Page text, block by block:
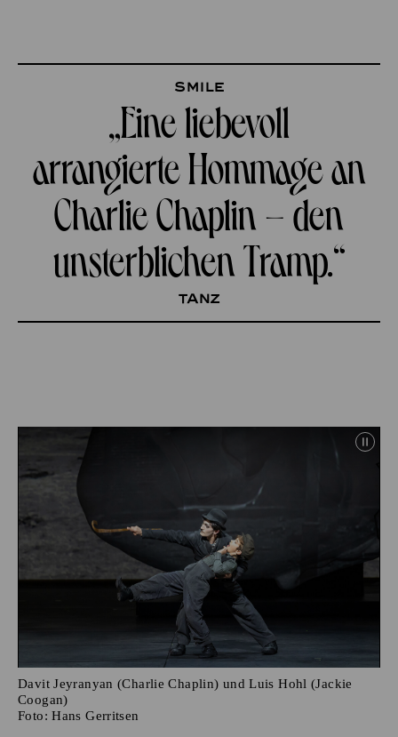
Smile
„Eine liebevoll
arrangierte Hommage an
Charlie Chaplin – den
unsterblichen Tramp.“
tanz
Davit Jeyranyan (Charlie Chaplin) und Luis Hohl (Jackie
Coogan)
Foto: Hans Gerritsen